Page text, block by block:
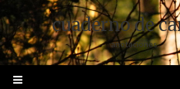
al
contenido
cuaderno de
anotaciones